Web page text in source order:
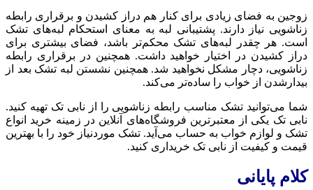
زوجین به فضای زیادی برای کنار هم دراز کشیدن و برقراری رابطه
زناشویی نیاز دارند. پشتیبانی لبه به معنای استحکام لبه‌های تشک
است. هر چقدر لبه‌های تشک محکم‌تر باشد، فضای بیشتری برای
دراز کشیدن در اختیار خواهید داشت. همچنین در برقراری رابطه
زناشویی، دچار مشکل نخواهید شد. همچنین نشستن لبه تشک بعد از
بیدارشدن از خواب را ساده‌تر می‌کند.
شما می‌توانید تشک مناسب رابطه زناشویی را از نابی تک تهیه کنید.
نابی تک یکی از معتبرترین فروشگاه‌های آنلاین در زمینه خرید انواع
تشک و لوازم خواب به حساب می‌آید. تشک موردنیاز خود را با بهترین
قیمت و کیفیت از نابی تک خریداری کنید.
کلام پایانی